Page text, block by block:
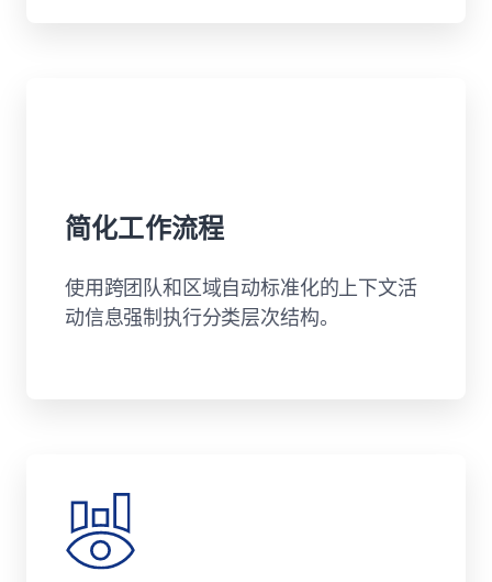
简化工作流程
使用跨团队和区域自动标准化的上下文活
动信息强制执行分类层次结构。